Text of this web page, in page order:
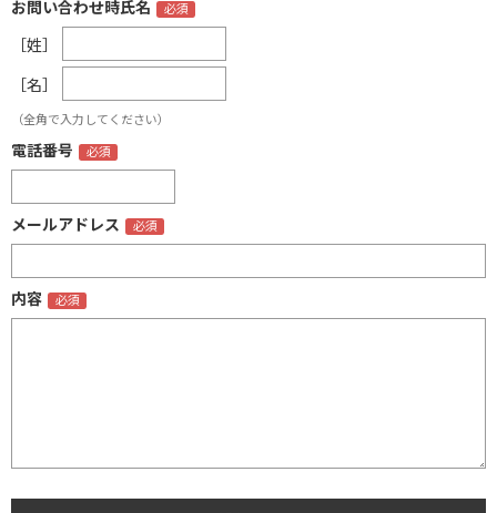
お問い合わせ時氏名
［姓］
［名］
（全角で入力してください）
電話番号
メールアドレス
内容